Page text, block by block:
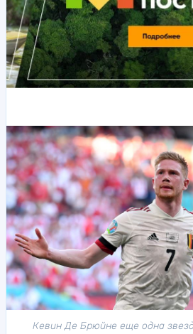
Кевин Де Брюйне еще одна